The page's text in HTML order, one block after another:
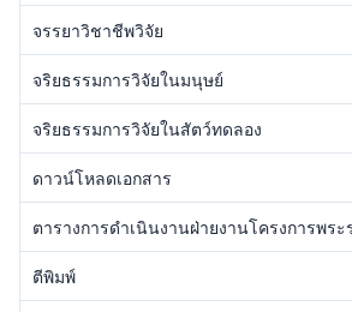
จรรยาวิชาชีพวิจัย
จริยธรรมการวิจัยในมนุษย์
จริยธรรมการวิจัยในสัตว์ทดลอง
ดาวน์โหลดเอกสาร
ตารางการดำเนินงานฝ่ายงานโครงการพร
ตีพิมพ์